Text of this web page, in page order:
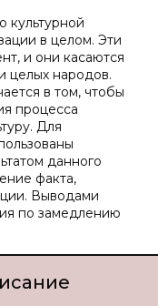
культурной
в целом. Эти
и они касаются
целых народов.
в том, чтобы
процесса
Для
данного
факта,
Выводами
по замедлению